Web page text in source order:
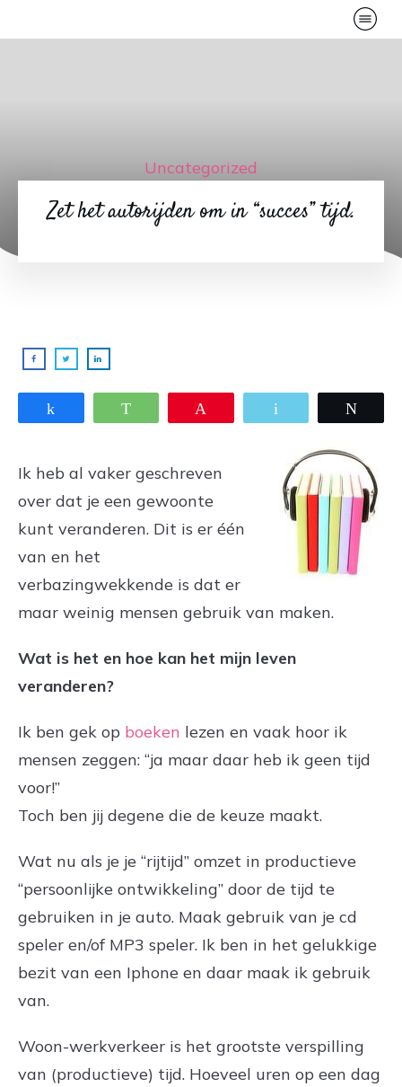
Uncategorized
Zet het autorijden om in “succes” tijd.
WhatsApp
Ik heb al vaker geschreven
over dat je een gewoonte
kunt veranderen. Dit is er één
van en het
verbazingwekkende is dat er
maar weinig mensen gebruik van maken.
Wat is het en hoe kan het mijn leven
veranderen?
Ik ben gek op boeken lezen en vaak hoor ik
mensen zeggen: “ja maar daar heb ik geen tijd
voor!”
Toch ben jij degene die de keuze maakt.
Wat nu als je je “rijtijd” omzet in productieve
“persoonlijke ontwikkeling” door de tijd te
gebruiken in je auto. Maak gebruik van je cd
speler en/of MP3 speler. Ik ben in het gelukkige
bezit van een Iphone en daar maak ik gebruik
van.
Woon-werkverkeer is het grootste verspilling
van (productieve) tijd. Hoeveel uren op een dag